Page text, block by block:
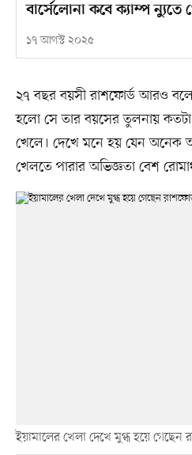
বার্সেলোনা কবে ক্যাম্প ন্যুতে
১৭ আগস্ট ২০২৫
২৭ বছর বয়সী রাশফোর্ড আরও
হলো সে তার বয়সের তুলনায় কতটা
খেলে। দেখে মনে হয় যেন অনেক
খেলতে পারার অভিজ্ঞতা বেশ
ইয়ামালের খেলা দেখে মুগ্ধ হয়ে গেছেন